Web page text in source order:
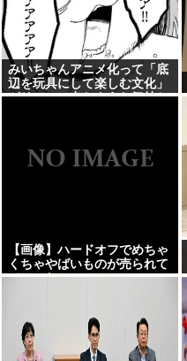
みいちゃんアニメ化って「底
辺を玩具にして楽しむ文化」
がリアルに出たような気持ち
【画像】ハードオフでめちゃ
くちゃやばいものが売られて
てワロたwww